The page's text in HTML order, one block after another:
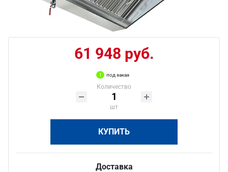
61 948 руб.
под заказ
Количество
шт
КУПИТЬ
Доставка